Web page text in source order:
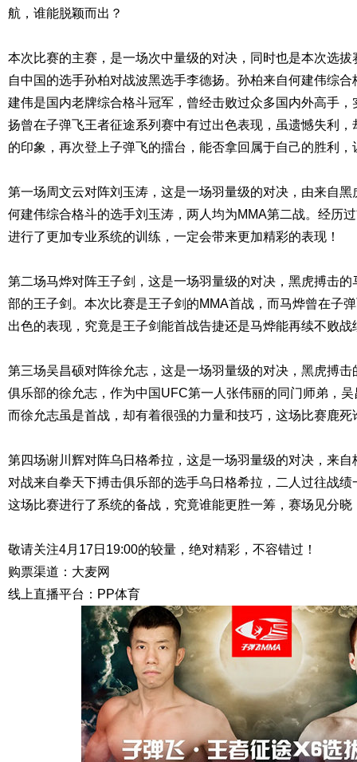
航，谁能脱颖而出？
本次比赛的主赛，是一场次中量级的对决，同时也是本次选
自中国的选手孙柏对战波黑选手李德扬。孙柏来自何建伟综
建伟是国内老牌综合格斗冠军，曾经击败过众多国内外高手
扬曾在子弹飞王者征途系列赛中有过出色表现，虽遗憾失利
的印象，再次登上子弹飞的擂台，能否拿回属于自己的胜利，
第一场周文云对阵刘玉涛，这是一场羽量级的对决，由来自
何建伟综合格斗的选手刘玉涛，两人均为MMA第二战。经历
进行了更加专业系统的训练，一定会带来更加精彩的表现！
第二场马烨对阵王子剑，这是一场羽量级的对决，黑虎搏击
部的王子剑。本次比赛是王子剑的MMA首战，而马烨曾在子
出色的表现，究竟是王子剑能首战告捷还是马烨能再续不败战
第三场吴昌硕对阵徐允志，这是一场羽量级的对决，黑虎搏
俱乐部的徐允志，作为中国UFC第一人张伟丽的同门师弟，
而徐允志虽是首战，却有着很强的力量和技巧，这场比赛鹿
第四场谢川辉对阵乌日格希拉，这是一场羽量级的对决，来
对战来自拳天下搏击俱乐部的选手乌日格希拉，二人过往战
这场比赛进行了系统的备战，究竟谁能更胜一筹，赛场见分晓
敬请关注4月17日19:00的较量，绝对精彩，不容错过！
购票渠道：大麦网
线上直播平台：PP体育